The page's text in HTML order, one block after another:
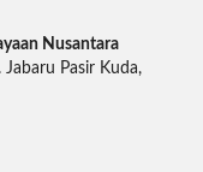
Nusantara
Pasir Kuda,